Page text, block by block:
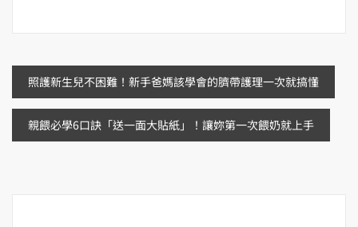
文
章
照護新生兒不困難！新手爸媽該學會的臍帶護理一次就搞懂
親餵必學6口訣「送一面大貼紙」！讓妳第一次餵奶就上手